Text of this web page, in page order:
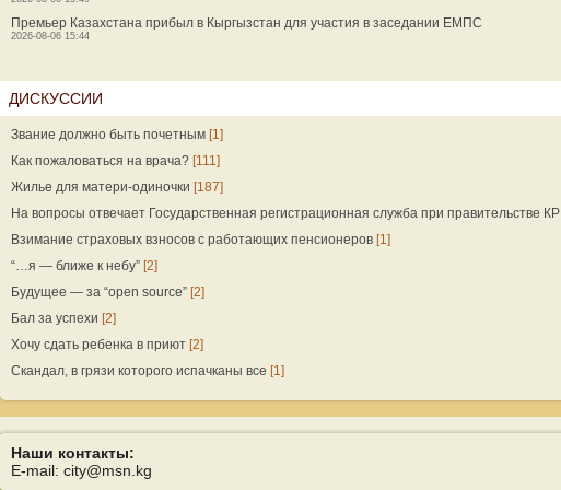
Премьер Казахстана прибыл в Кыргызстан для участия в заседании ЕМПС
2026-08-06 15:44
ДИСКУССИИ
Звание должно быть почетным [1]
Как пожаловаться на врача? [111]
Жилье для матери-одиночки [187]
На вопросы отвечает Государственная регистрационная служба при правительстве КР
Взимание страховых взносов с работающих пенсионеров [1]
“…я — ближе к небу” [2]
Будущее — за “open source” [2]
Бал за успехи [2]
Хочу сдать ребенка в приют [2]
Скандал, в грязи которого испачканы все [1]
Наши контакты:
E-mail: city@msn.kg